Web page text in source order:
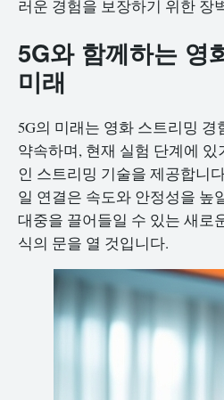
러운 경험을 보장하기 위한 장
5G와 함께하는 영
미래
5G의 미래는 영화 스트리밍
약속하며, 현재 실험 단계에
인 스트리밍 기술을 제공합니
일 연결은 속도와 안정성을 높
대중을 끌어들일 수 있는 새로
식의 문을 열 것입니다.